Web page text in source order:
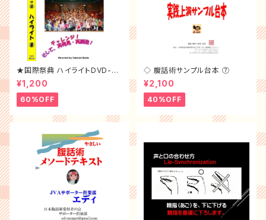
★国際祭典 ハイライトDVD-20
09年
¥1,200
60%OFF
◇ 腹話術サンプル台本 ⑦
¥2,100
40%OFF